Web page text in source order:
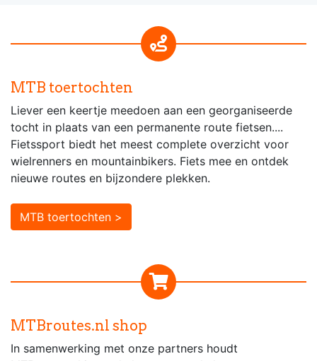
MTB toertochten
Liever een keertje meedoen aan een georganiseerde
tocht in plaats van een permanente route fietsen....
Fietssport biedt het meest complete overzicht voor
wielrenners en mountainbikers. Fiets mee en ontdek
nieuwe routes en bijzondere plekken.
MTB toertochten >
MTBroutes.nl shop
In samenwerking met onze partners houdt